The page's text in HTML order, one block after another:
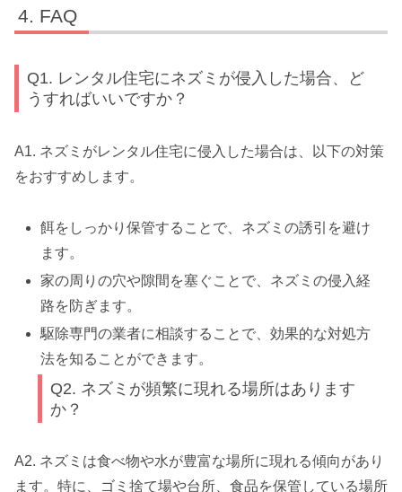
FAQ
Q1. レンタル住宅にネズミが侵入した場合、ど
うすればいいですか？
A1. ネズミがレンタル住宅に侵入した場合は、以下の対策
をおすすめします。
餌をしっかり保管することで、ネズミの誘引を避け
ます。
家の周りの穴や隙間を塞ぐことで、ネズミの侵入経
路を防ぎます。
駆除専門の業者に相談することで、効果的な対処方
法を知ることができます。
Q2. ネズミが頻繁に現れる場所はあります
か？
A2. ネズミは食べ物や水が豊富な場所に現れる傾向があり
ます。特に、ゴミ捨て場や台所、食品を保管している場所